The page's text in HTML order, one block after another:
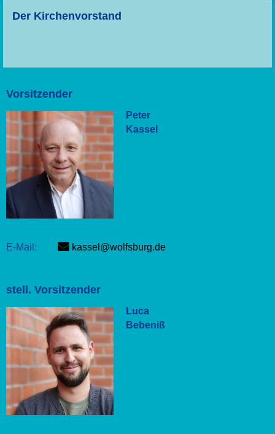
Der Kirchenvorstand
Vorsitzender
Peter
Kassel
E-Mail: kassel@wolfsburg.de
stell. Vorsitzender
Luca
Bebeniß